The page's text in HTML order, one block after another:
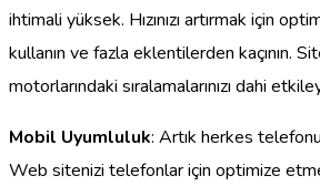
ihtimali yüksek. Hızınızı artırmak için
kullanın ve fazla eklentilerden kaçının.
motorlarındaki sıralamalarınızı dahi
Mobil Uyumluluk: Artık herkes
Web sitenizi telefonlar için optimize